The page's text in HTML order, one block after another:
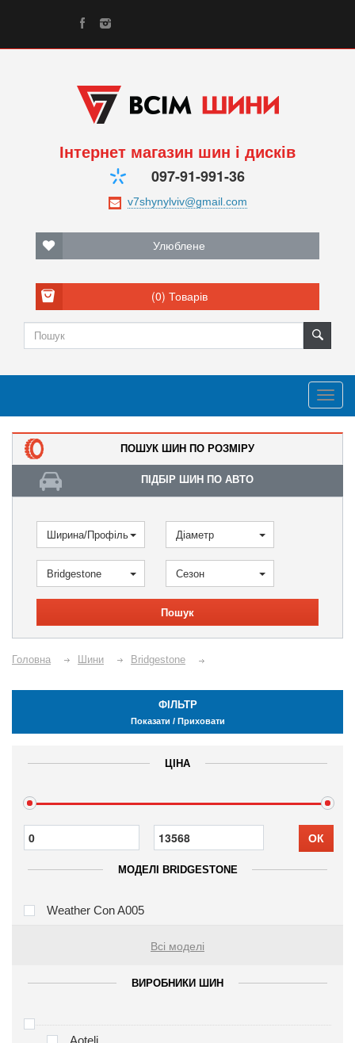
Інтернет магазин шин і дисків
097-91-991-36
Улюблене
(0) Товарів
ПОШУК ШИН ПО РОЗМІРУ
ПІДБІР ШИН ПО АВТО
Ширина/Профіль Діаметр
Bridgestone Сезон
Пошук
Головна Шини Bridgestone
ФІЛЬТР
Показати / Приховати
ЦІНА
ОК
МОДЕЛІ BRIDGESTONE
Weather Con A005
Всі моделі
ВИРОБНИКИ ШИН
Aoteli